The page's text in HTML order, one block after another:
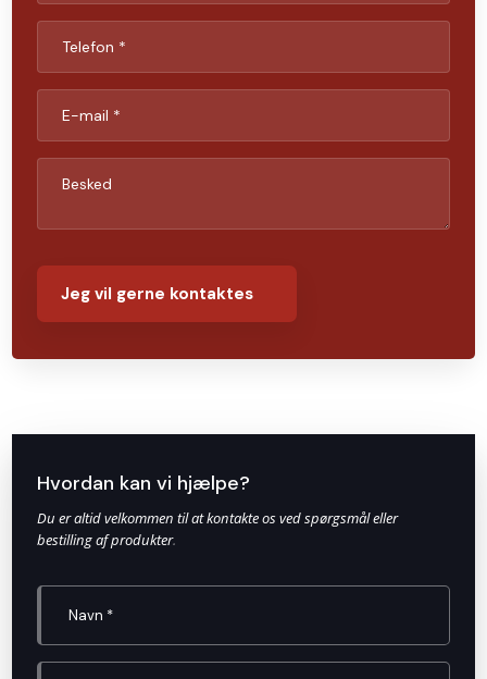
Hvordan kan vi hjælpe?
Du er altid velkommen til at kontakte os ved spørgsmål eller
bestilling af produkter.